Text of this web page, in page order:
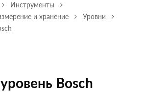
Инструменты
и хранение
Уровни
Bosch